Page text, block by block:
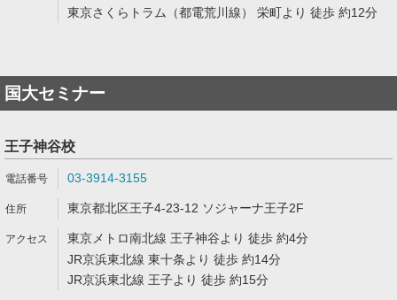
東京さくらトラム（都電荒川線） 栄町より 徒歩 約12分
国大セミナー
王子神谷校
03-3914-3155
東京都北区王子4-23-12 ソジャーナ王子2F
東京メトロ南北線 王子神谷より 徒歩 約4分
JR京浜東北線 東十条より 徒歩 約14分
JR京浜東北線 王子より 徒歩 約15分